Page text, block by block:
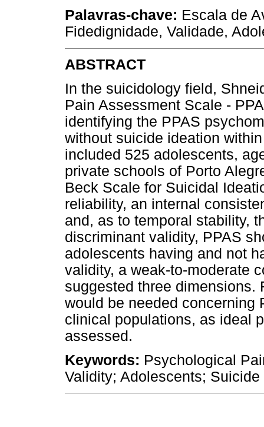
Palavras-chave: Escala de
Fidedignidade, Validade,
ABSTRACT
In the suicidology field,
Pain Assessment Scale -
identifying the PPAS
without suicide ideation
included 525 adolescents,
private schools of Porto
Beck Scale for Suicidal
reliability, an internal
and, as to temporal stability,
discriminant validity, PPAS
adolescents having and not
validity, a weak-to-moderate
suggested three dimensions.
would be needed concerning
clinical populations, as ideal
assessed.
Keywords: Psychological
Validity; Adolescents;